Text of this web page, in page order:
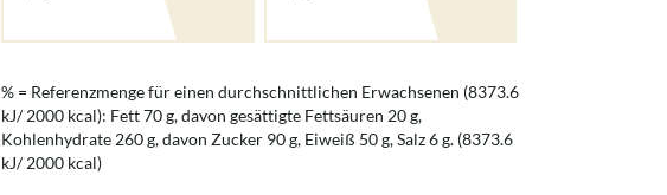
% = Referenzmenge für einen durchschnittlichen Erwachsenen (8373.6
kJ/ 2000 kcal): Fett 70 g, davon gesättigte Fettsäuren 20 g,
Kohlenhydrate 260 g, davon Zucker 90 g, Eiweiß 50 g, Salz 6 g. (8373.6
kJ/ 2000 kcal)